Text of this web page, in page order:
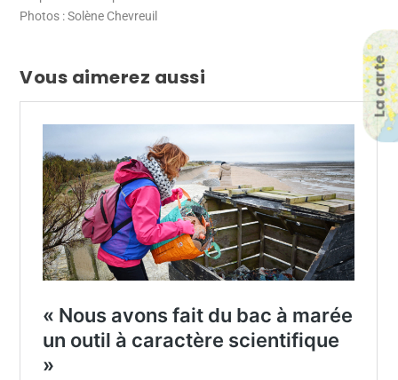
La carte
Photos : Solène Chevreuil
Vous aimerez aussi